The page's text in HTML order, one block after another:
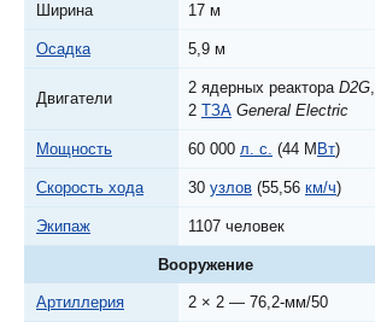
Ширина 17 м
Осадка 5,9 м
Двигатели
2 ядерных реактора D2G,
2 ТЗА General Electric
Мощность 60 000 л. с. (44 М Вт)
Скорость хода 30 узлов (55,56 км/ч)
Экипаж 1107 человек
Вооружение
Артиллерия 2 × 2 — 76,2-мм/50